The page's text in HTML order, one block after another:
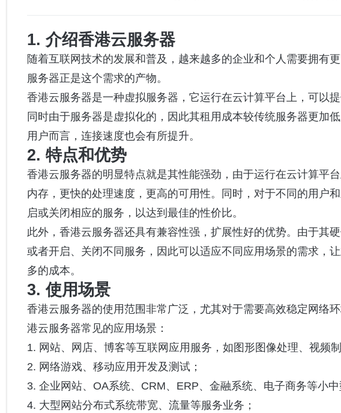
1. 介绍香港云服务器
随着互联网技术的发展和普及，越来越多的企业和个人需要拥有
服务器正是这个需求的产物。
香港云服务器是一种虚拟服务器，它运行在云计算平台上，可以
同时由于服务器是虚拟化的，因此其租用成本较传统服务器更加
用户而言，连接速度也会有所提升。
2. 特点和优势
香港云服务器的明显特点就是其性能强劲，由于运行在云计算平
内存，更快的处理速度，更高的可用性。同时，对于不同的用户
启或关闭相应的服务，以达到最佳的性价比。
此外，香港云服务器还具有兼容性强，扩展性好的优势。由于其
或者开启、关闭不同服务，因此可以适应不同应用场景的需求，
多的成本。
3. 使用场景
香港云服务器的使用范围非常广泛，尤其对于需要高效稳定网络
港云服务器常见的应用场景：
1. 网站、网店、博客等互联网应用服务，如图形图像处理、视频制
2. 网络游戏、移动应用开发及测试；
3. 企业网站、OA系统、CRM、ERP、金融系统、电子商务等小中
4. 大型网站分布式系统带宽、流量等服务业务；